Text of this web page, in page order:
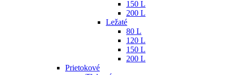
150 L
200 L
Ležaté
80 L
120 L
150 L
200 L
Prietokové